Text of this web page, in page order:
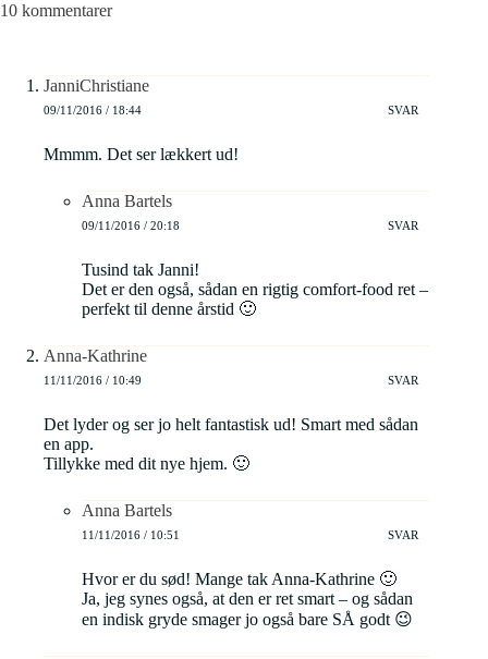
10 kommentarer
JanniChristiane
09/11/2016 / 18:44 SVAR
Mmmm. Det ser lækkert ud!
Anna Bartels
09/11/2016 / 20:18 SVAR
Tusind tak Janni!
Det er den også, sådan en rigtig comfort-food ret –
perfekt til denne årstid 🙂
Anna-Kathrine
11/11/2016 / 10:49 SVAR
Det lyder og ser jo helt fantastisk ud! Smart med sådan
en app.
Tillykke med dit nye hjem. 🙂
Anna Bartels
11/11/2016 / 10:51 SVAR
Hvor er du sød! Mange tak Anna-Kathrine 🙂
Ja, jeg synes også, at den er ret smart – og sådan
en indisk gryde smager jo også bare SÅ godt 😉